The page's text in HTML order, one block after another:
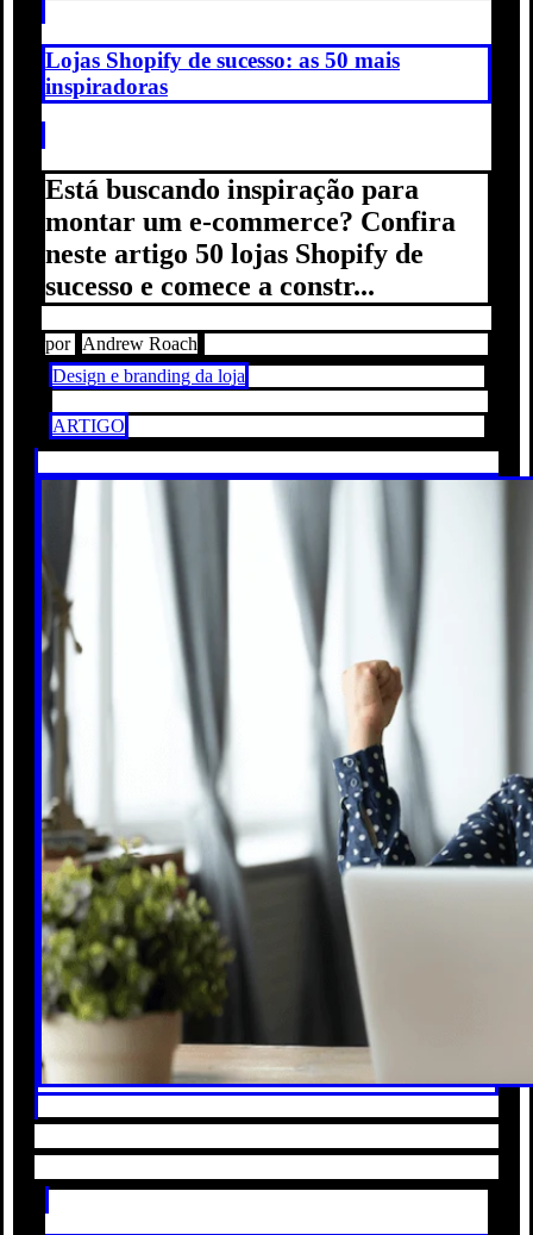
Lojas Shopify de sucesso: as 50 mais
inspiradoras
Está buscando inspiração para
montar um e-commerce? Confira
neste artigo 50 lojas Shopify de
sucesso e comece a constr...
por Andrew Roach
Design e branding da loja
ARTIGO